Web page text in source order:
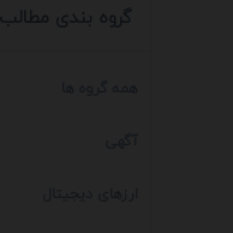
گروه بندی مطالب